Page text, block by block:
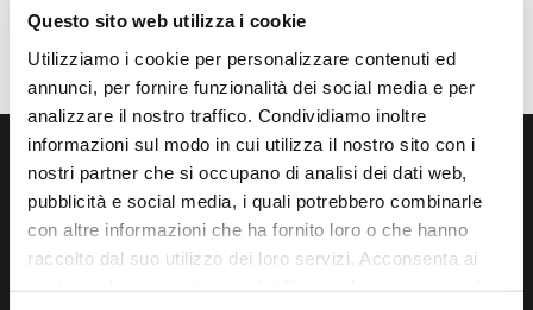
Questo sito web utilizza i cookie
Utilizziamo i cookie per personalizzare contenuti ed
annunci, per fornire funzionalità dei social media e per
analizzare il nostro traffico. Condividiamo inoltre
informazioni sul modo in cui utilizza il nostro sito con i
nostri partner che si occupano di analisi dei dati web,
pubblicità e social media, i quali potrebbero combinarle
con altre informazioni che ha fornito loro o che hanno
raccolto dal suo utilizzo dei loro servizi. Acconsenta ai
Cod.Art.
Potenza e attacco
Ti servono maggiori informazioni?
Contattaci via Chat, via telefono allo + 39 039 9909099 oppure
compila il modulo